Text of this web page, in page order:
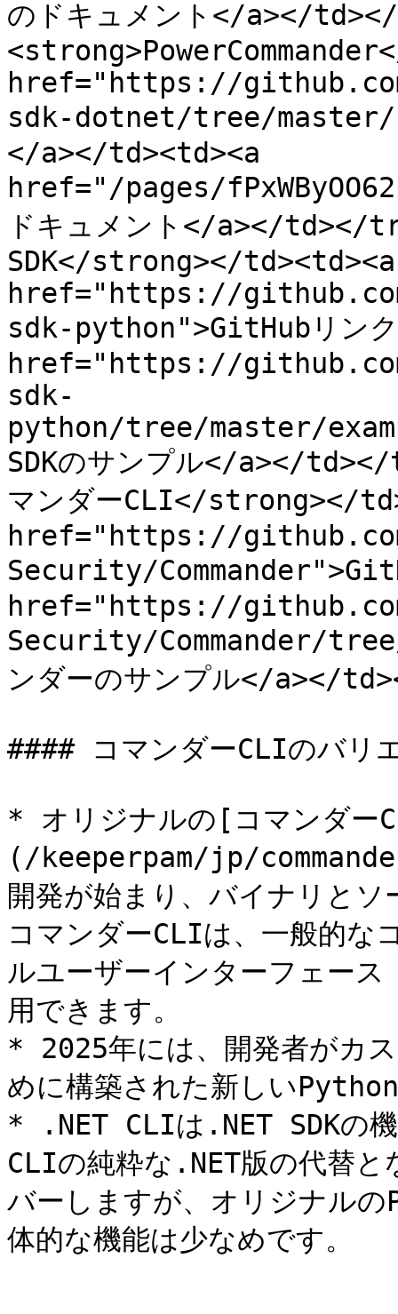
のドキュメント</a></
href="https://
sdk-dotnet/tree/master/
</a></td><td><a
href="/pages/
ドキュメント</a></
SDK</strong></td><td><a
href="https://
sdk-python">GitHubリン
href="https://
sdk-
python/tree/master/
SDKのサンプル</a></
マンダーCLI</strong></
href="https://
Security/
href="https://
Security/Commander/
ンダーのサンプル</a></
#### コマンダーCLIのバリ
* オリジナルの[コマンダー
(/keeperpam/jp/
開発が始まり、バイナリと
コマンダーCLIは、一般的な
ルユーザーインターフェー
用できます。
* 2025年には、開発者がカ
めに構築された新しい
* .NET CLIは.NET SDKの機
CLIの純粋な.NET版の代替
バーしますが、オリジナル
体的な機能は少なめです。